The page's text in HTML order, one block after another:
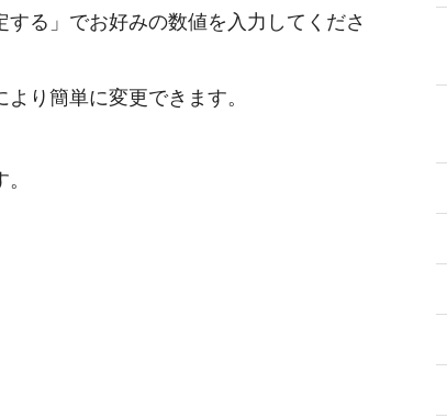
る」でお好みの数値を入力してくださ
り簡単に変更できます。